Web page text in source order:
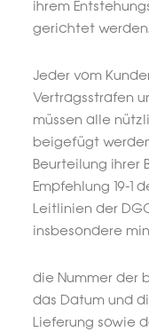
ihrem
gerichtet werden.
Jeder vom
Vertragsstrafen
müssen alle
beigefügt
Beurteilung ihrer
Empfehlung 19-1
Leitlinien der
insbesondere
die Nummer der
das Datum und
Lieferung sowie